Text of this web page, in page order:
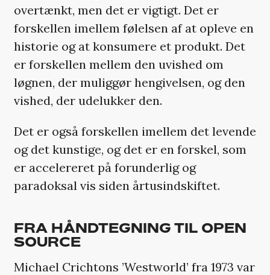
overtænkt, men det er vigtigt. Det er
forskellen imellem følelsen af at opleve en
historie og at konsumere et produkt. Det
er forskellen mellem den uvished om
løgnen, der muliggør hengivelsen, og den
vished, der udelukker den.
Det er også forskellen imellem det levende
og det kunstige, og det er en forskel, som
er accelereret på forunderlig og
paradoksal vis siden årtusindskiftet.
FRA HÅNDTEGNING TIL OPEN
SOURCE
Michael Crichtons ’Westworld’ fra 1973 var